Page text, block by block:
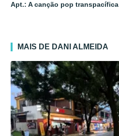
Apt.: A canção pop transpacífica
MAIS DE DANI ALMEIDA